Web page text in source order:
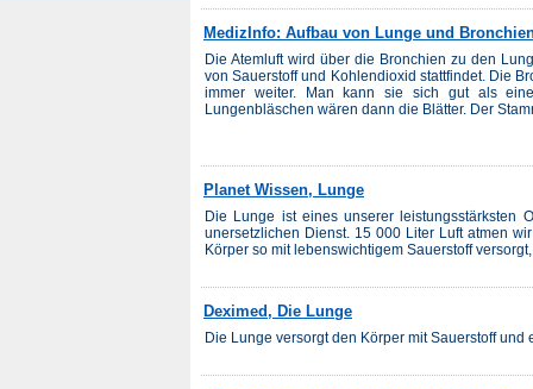
MedizInfo: Aufbau von Lunge und
Die Atemluft wird über die Bronchien zu den
von Sauerstoff und Kohlendioxid stattfindet. Die
immer weiter. Man kann sie sich gut als
Lungenbläschen wären dann die Blätter. Der
Planet Wissen, Lunge
Die Lunge ist eines unserer leistungsstärksten
unersetzlichen Dienst. 15 000 Liter Luft atmen
Körper so mit lebenswichtigem Sauerstoff
Deximed, Die Lunge
Die Lunge versorgt den Körper mit Sauerstoff